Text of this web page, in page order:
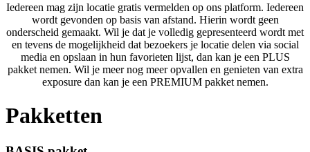
Iedereen mag zijn locatie gratis vermelden op ons platform. Iedereen
wordt gevonden op basis van afstand. Hierin wordt geen
onderscheid gemaakt. Wil je dat je volledig gepresenteerd wordt met
en tevens de mogelijkheid dat bezoekers je locatie delen via social
media en opslaan in hun favorieten lijst, dan kan je een PLUS
pakket nemen. Wil je meer nog meer opvallen en genieten van extra
exposure dan kan je een PREMIUM pakket nemen.
Pakketten